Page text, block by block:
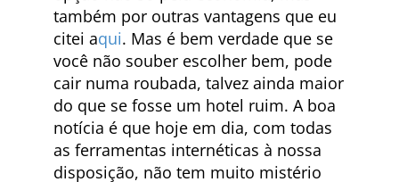
também por outras vantagens que eu
citei aqui. Mas é bem verdade que se
você não souber escolher bem, pode
cair numa roubada, talvez ainda maior
do que se fosse um hotel ruim. A boa
notícia é que hoje em dia, com todas
as ferramentas internéticas à nossa
disposição, não tem muito mistério